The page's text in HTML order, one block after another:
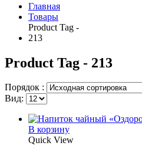
Главная
Товары
Product Tag -
213
Product Tag - 213
Порядок :
Вид:
В корзину
Quick View